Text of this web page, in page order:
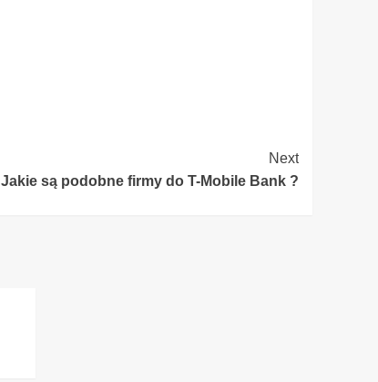
Next
Jakie są podobne firmy do T-Mobile Bank ?